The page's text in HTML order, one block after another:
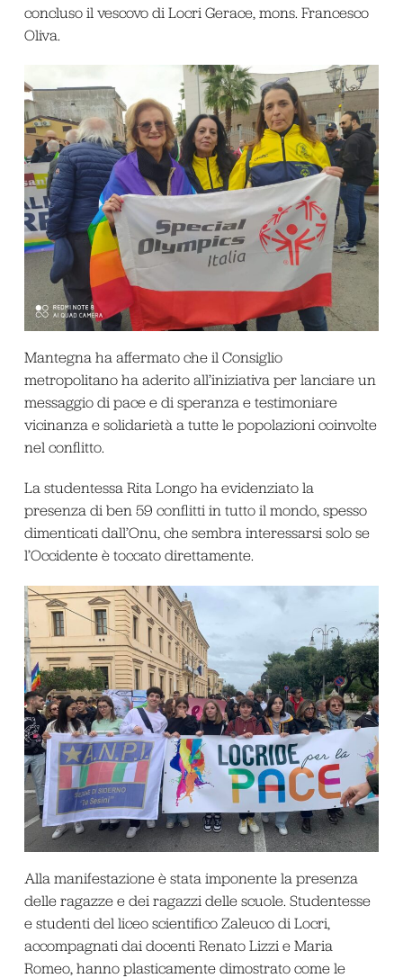
concluso il vescovo di Locri Gerace, mons. Francesco
Oliva.
Mantegna ha affermato che il Consiglio
metropolitano ha aderito all’iniziativa per lanciare un
messaggio di pace e di speranza e testimoniare
vicinanza e solidarietà a tutte le popolazioni coinvolte
nel conflitto.
La studentessa Rita Longo ha evidenziato la
presenza di ben 59 conflitti in tutto il mondo, spesso
dimenticati dall’Onu, che sembra interessarsi solo se
l’Occidente è toccato direttamente.
Alla manifestazione è stata imponente la presenza
delle ragazze e dei ragazzi delle scuole. Studentesse
e studenti del liceo scientifico Zaleuco di Locri,
accompagnati dai docenti Renato Lizzi e Maria
Romeo, hanno plasticamente dimostrato come le